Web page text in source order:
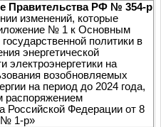
Правительства РФ № 354-р
изменений, которые
№ 1 к Основным
политики в
энергетической
электроэнергетики на
возобновляемых
на период до 2024 года,
распоряжением
Российской Федерации от 8
№ 1-р»